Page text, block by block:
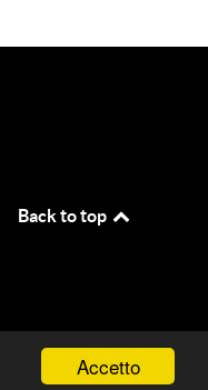
Accetto
Back to top